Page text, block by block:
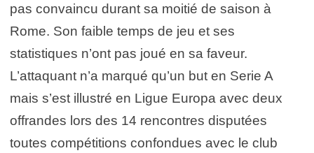
pas convaincu durant sa moitié de saison à
Rome. Son faible temps de jeu et ses
statistiques n’ont pas joué en sa faveur.
L’attaquant n’a marqué qu’un but en Serie A
mais s’est illustré en Ligue Europa avec deux
offrandes lors des 14 rencontres disputées
toutes compétitions confondues avec le club